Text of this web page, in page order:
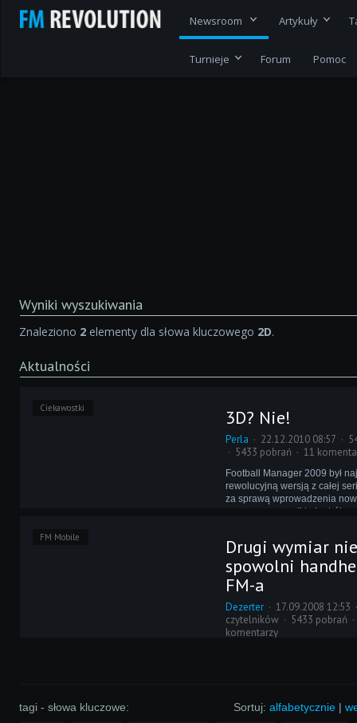
Newsroom Artykuły
Turnieje Forum Pomoc
Wyniki wyszukiwania
Znaleziono 2 elementy dla słowa kluczowego 2D.
Aktualności
Ciekawostki 3D? Nie!
Perla 22.12.2010 08:57
5433 pobrań
11
Football Manager 2009 był
rewolucyjną wersją z całej
za sprawą wprowadzenia
meczowego, czyli trybu
FM Mobile
Drugi wymiar
spowolni
FM-a
Dezerter
17.09.2008 12:53
czytelników
5433 pobrań
komentarzy
osiągnęli zadowalające
Sortuj: alfabetycznie |
tagi - słowa kluczowe: